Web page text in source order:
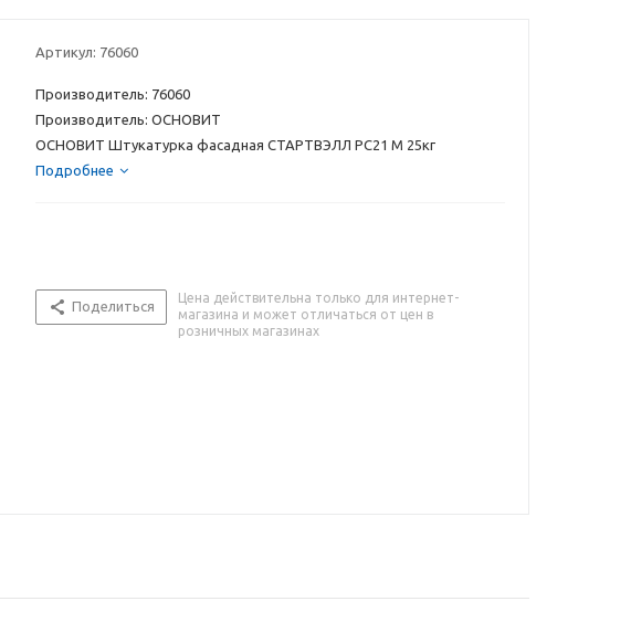
Артикул: 76060
Производитель: 76060
Производитель: ОСНОВИТ
ОСНОВИТ Штукатурка фасадная СТАРТВЭЛЛ PC21 М 25кг
Подробнее
Поделиться
Цена действительна только для интернет-
магазина и может отличаться от цен в
розничных магазинах